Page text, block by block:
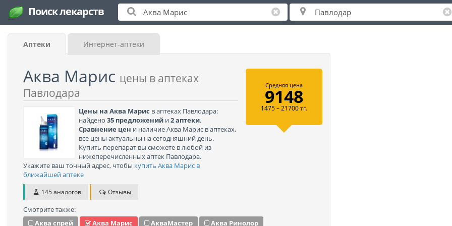
Поиск лекарств
Аптеки Интернет-аптеки
Аква Марис цены в аптеках
Павлодара
Цены на Аква Марис в аптеках Павлодара:
найдено 35 предложений и2 аптеки.
Сравнение цен и наличие Аква Марис в аптеках,
все цены актуальны на сегодняшний день.
Купить перепарат вы сможете в любой из
нижеперечисленных аптек Павлодара.
Укажите ваш точный адрес, чтобы купить Аква Марис в
ближайшей аптеке
145 аналогов Отзывы
Средняя цена
9148
1475 – 21700 тг.
Смотрите также:
Аква спрей
Аква Марис АкваМастер
Аква Ринолор